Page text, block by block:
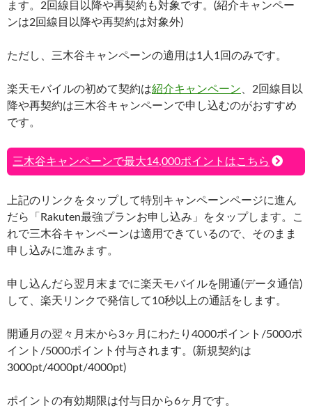
ます。2回線目以降や再契約も対象です。(紹介キャンペー
ンは2回線目以降や再契約は対象外)
ただし、三木谷キャンペーンの適用は1人1回のみです。
楽天モバイルの初めて契約は紹介キャンペーン 、2回線目以
降や再契約は三木谷キャンペーンで申し込むのがおすすめ
です。
三木谷キャンペーンで最大14,000ポイントはこちら
上記のリンクをタップして特別キャンペーンページに進ん
だら「Rakuten最強プランお申し込み」をタップします。こ
れで三木谷キャンペーンは適用できているので、そのまま
申し込みに進みます。
申し込んだら翌月末までに楽天モバイルを開通(データ通信)
して、楽天リンクで発信して10秒以上の通話をします。
開通月の翌々月末から3ヶ月にわたり4000ポイント/5000ポ
イント/5000ポイント付与されます。(新規契約は
3000pt/4000pt/4000pt)
ポイントの有効期限は付与日から6ヶ月です。